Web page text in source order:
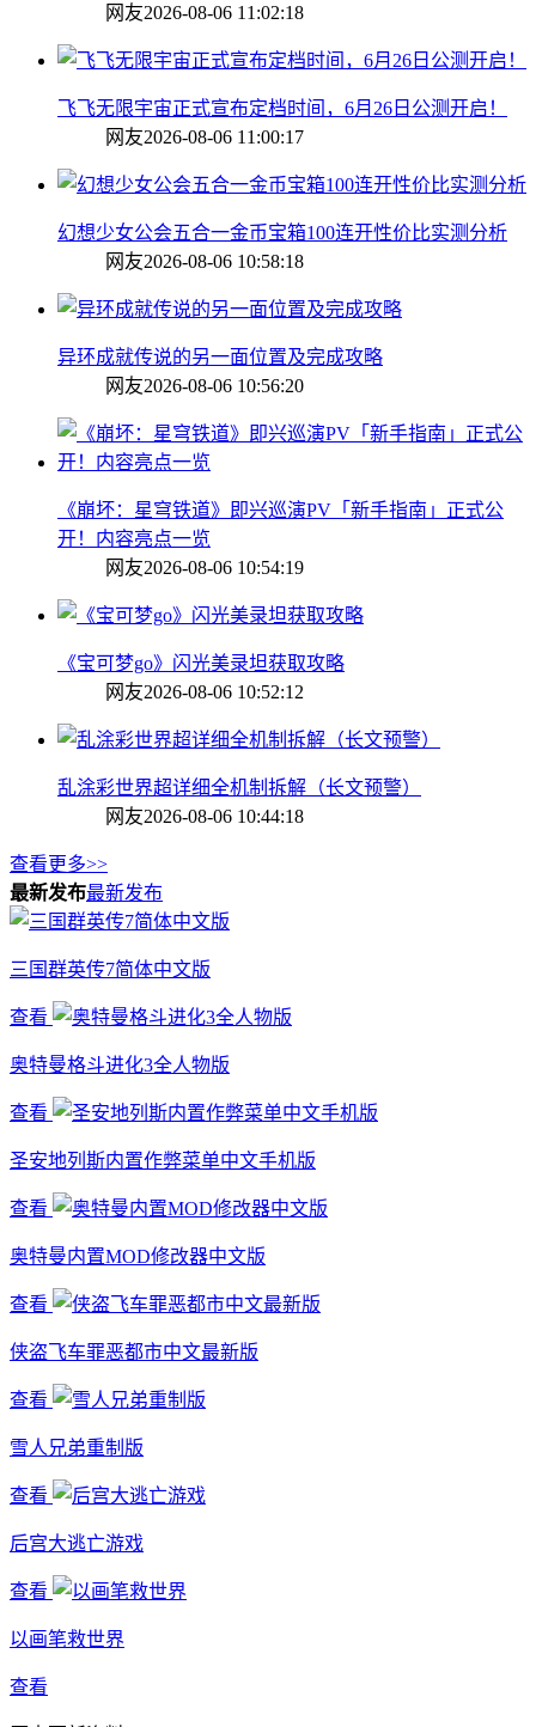
网友2026-08-06 11:02:18
飞飞无限宇宙正式宣布定档时间，6月26日公测开启！
网友2026-08-06 11:00:17
幻想少女公会五合一金币宝箱100连开性价比实测分析
网友2026-08-06 10:58:18
异环成就传说的另一面位置及完成攻略
网友2026-08-06 10:56:20
《崩坏：星穹铁道》即兴巡演PV「新手指南」正式公
开！内容亮点一览
网友2026-08-06 10:54:19
《宝可梦go》闪光美录坦获取攻略
网友2026-08-06 10:52:12
乱涂彩世界超详细全机制拆解（长文预警）
网友2026-08-06 10:44:18
查看更多>>
最新发布最新发布
三国群英传7简体中文版
查看
奥特曼格斗进化3全人物版
查看
圣安地列斯内置作弊菜单中文手机版
查看
奥特曼内置MOD修改器中文版
查看
侠盗飞车罪恶都市中文最新版
查看
雪人兄弟重制版
查看
后宫大逃亡游戏
查看
以画笔救世界
查看